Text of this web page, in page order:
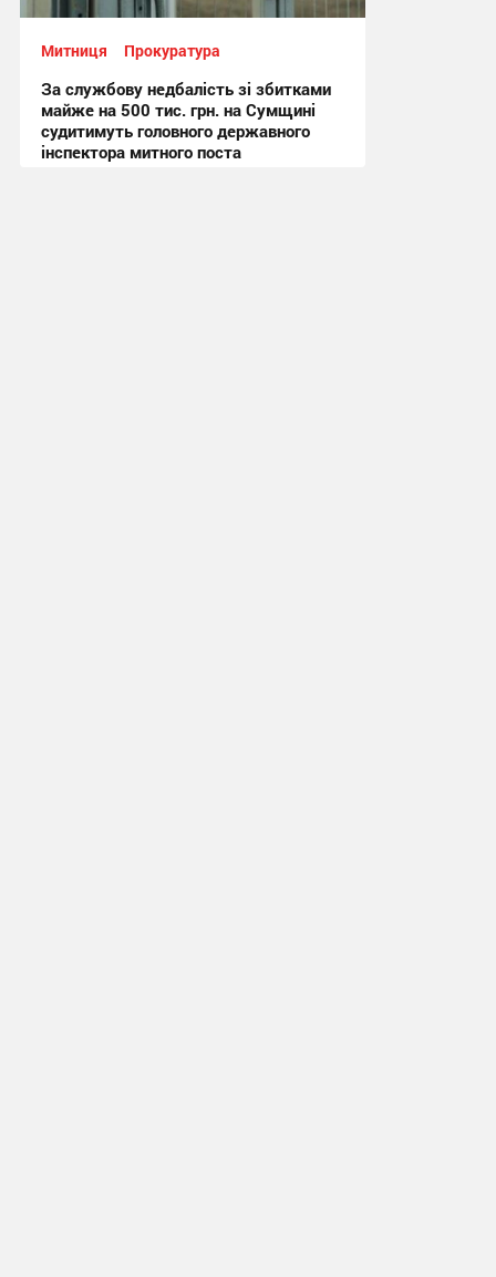
Митниця Прокуратура
За службову недбалість зі збитками
майже на 500 тис. грн. на Сумщині
судитимуть головного державного
інспектора митного поста